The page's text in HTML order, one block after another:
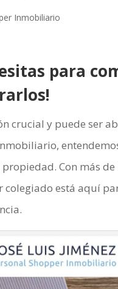
Inmobiliario
para
crucial y puede ser
Con más de
está aquí